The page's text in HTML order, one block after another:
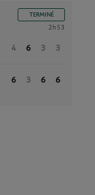
TERMINÉ
2h53
4 6 3 3
6 3 6 6